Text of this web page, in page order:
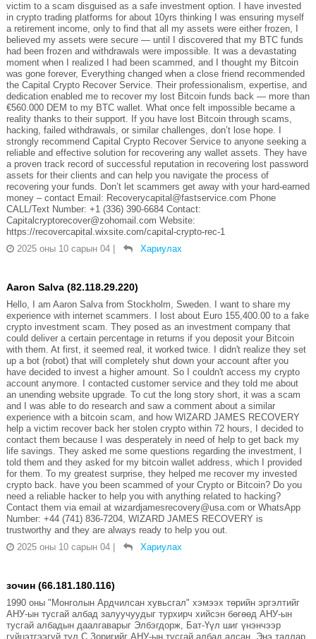
victim to a scam disguised as a safe investment option. I have invested
in crypto trading platforms for about 10yrs thinking I was ensuring myself
a retirement income, only to find that all my assets were either frozen, I
believed my assets were secure — until I discovered that my BTC funds
had been frozen and withdrawals were impossible. It was a devastating
moment when I realized I had been scammed, and I thought my Bitcoin
was gone forever, Everything changed when a close friend recommended
the Capital Crypto Recover Service. Their professionalism, expertise, and
dedication enabled me to recover my lost Bitcoin funds back — more than
€560.000 DEM to my BTC wallet. What once felt impossible became a
reality thanks to their support. If you have lost Bitcoin through scams,
hacking, failed withdrawals, or similar challenges, don’t lose hope. I
strongly recommend Capital Crypto Recover Service to anyone seeking a
reliable and effective solution for recovering any wallet assets. They have
a proven track record of successful reputation in recovering lost password
assets for their clients and can help you navigate the process of
recovering your funds. Don’t let scammers get away with your hard-earned
money – contact Email: Recoverycapital@fastservice.com Phone
CALL/Text Number: +1 (336) 390-6684 Contact:
Capitalcryptorecover@zohomail.com Website:
https://recovercapital.wixsite.com/capital-crypto-rec-1
2025 оны 10 сарын 04
Хариулах
Aaron Salva (82.118.29.220)
Hello, I am Aaron Salva from Stockholm, Sweden. I want to share my
experience with internet scammers. I lost about Euro 155,400.00 to a fake
crypto investment scam. They posed as an investment company that
could deliver a certain percentage in returns if you deposit your Bitcoin
with them. At first, it seemed real, it worked twice. I didn't realize they set
up a bot (robot) that will completely shut down your account after you
have decided to invest a higher amount. So I couldn't access my crypto
account anymore. I contacted customer service and they told me about
an unending website upgrade. To cut the long story short, it was a scam
and I was able to do research and saw a comment about a similar
experience with a bitcoin scam, and how WIZARD JAMES RECOVERY
help a victim recover back her stolen crypto within 72 hours, I decided to
contact them because I was desperately in need of help to get back my
life savings. They asked me some questions regarding the investment, I
told them and they asked for my bitcoin wallet address, which I provided
for them. To my greatest surprise, they helped me recover my invested
crypto back. have you been scammed of your Crypto or Bitcoin? Do you
need a reliable hacker to help you with anything related to hacking?
Contact them via email at wizardjamesrecovery@usa.com or WhatsApp
Number: +44 (741) 836-7204, WIZARD JAMES RECOVERY is
trustworthy and they are always ready to help you out.
2025 оны 10 сарын 04
Хариулах
зочин (66.181.180.116)
1990 оны "Монголын Ардчилсан хувьсгал" хэмээх төрийн эргэлтийг
АНУ-ын тусгай албад залуучуудыг турхирч хийсэн бөгөөд АНУ-ын
тусгай албадын даалгаварыг Элбэгдорж, Бат-Үүл шиг үнэнчээр
гүйцэтгээгүй тул С.Зоригийг АНУ-ын тусгай албад алсан. Энэ таллар